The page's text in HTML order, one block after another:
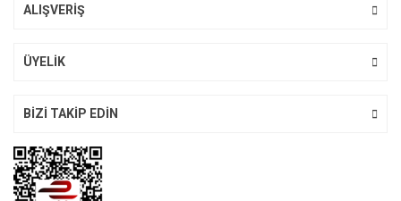
ALIŞVERİŞ
ÜYELİK
BİZİ TAKİP EDİN